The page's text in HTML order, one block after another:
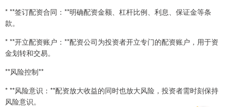
* **签订配资合同：**明确配资金额、杠杆比例、利息、保证金等条
款。
* **开立配资账户：**配资公司为投资者开立专门的配资账户，用于资
金划转和交易。
**风险控制**
* **风险意识：**配资放大收益的同时也放大风险，投资者需时刻保持
风险意识。